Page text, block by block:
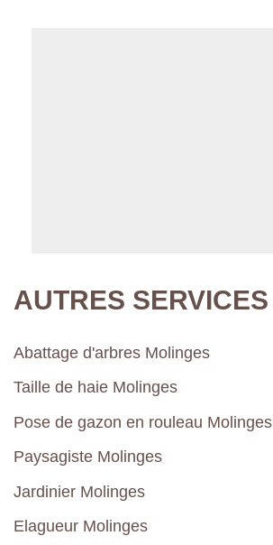
AUTRES SERVICES
Abattage d'arbres Molinges
Taille de haie Molinges
Pose de gazon en rouleau Molinges
Paysagiste Molinges
Jardinier Molinges
Elagueur Molinges